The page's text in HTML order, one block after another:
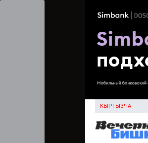
КЫРГЫЗЧА